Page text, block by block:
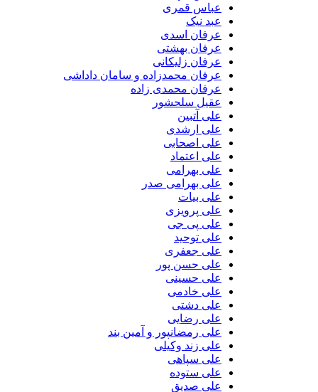
عباس قمری
عبد نیک
عرفان اسدی
عرفان بهشتی
عرفان زلیکانی
عرفان محمدزاده و سامان داداشی
عرفان محمدی زاده
عقیل سلحشور
علی آتبین
علی ارشدی
علی اصحابی
علی اعتماد
علی بهرامی
علی بهرامی صدر
علی بیات
علی پرویزی
علی پی جی
علی توحید
علی جعفری
علی حسن پور
علی حسینی
علی خادمی
علی دشتی
علی رضایی
علی رمضانپور و آمین بند
علی زند وکیلی
علی سپاهی
علی ستوده
علی صدیق